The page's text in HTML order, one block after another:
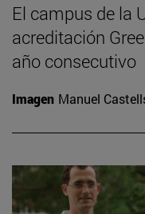
El campus de la
acreditación
año consecutivo
Imagen Manuel